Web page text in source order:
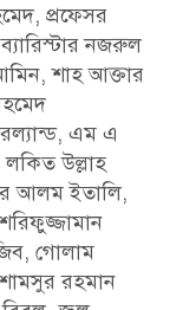
প্রফেসর
নজরুল
শাহ আক্তার
এম এ
উল্লাহ
আলম ইতালি,
গোলাম
রহমান